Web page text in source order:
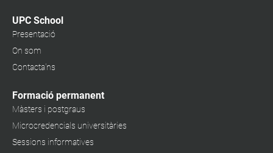
UPC School
Presentació
On som
Contacta'ns
Formació permanent
Màsters i postgraus
Microcredencials universitàries
Sessions informatives